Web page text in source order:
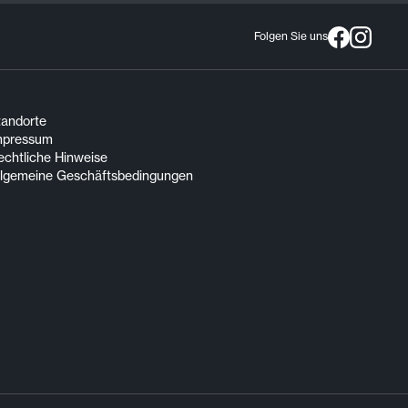
Folgen Sie uns
Hinweise
Geschäftsbedingungen